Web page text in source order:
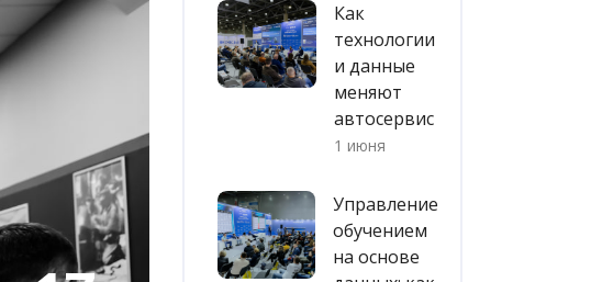
Как
технологии
и данные
меняют
автосервис
1 июня
Управление
обучением
на основе